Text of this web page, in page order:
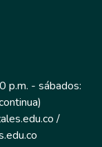
p.m. - sábados:
/